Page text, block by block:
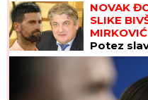
NOVAK
SLIKE
MIRKOVIĆ
Potez
sve - o